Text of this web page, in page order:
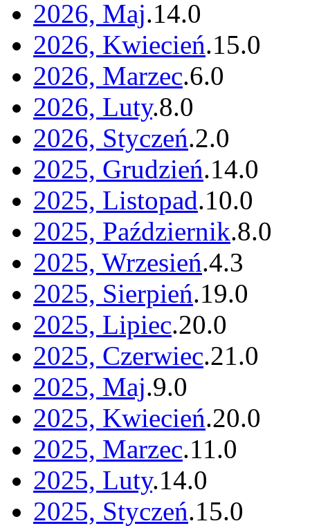
2026, Maj.14.0
2026, Kwiecień.15.0
2026, Marzec.6.0
2026, Luty.8.0
2026, Styczeń.2.0
2025, Grudzień.14.0
2025, Listopad.10.0
2025, Październik.8.0
2025, Wrzesień.4.3
2025, Sierpień.19.0
2025, Lipiec.20.0
2025, Czerwiec.21.0
2025, Maj.9.0
2025, Kwiecień.20.0
2025, Marzec.11.0
2025, Luty.14.0
2025, Styczeń.15.0